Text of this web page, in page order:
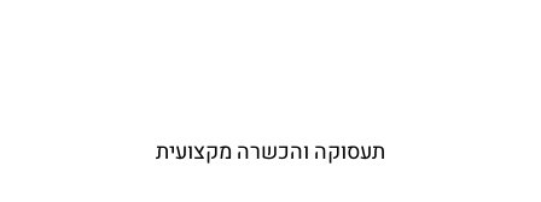
תעסוקה והכשרה מקצועית